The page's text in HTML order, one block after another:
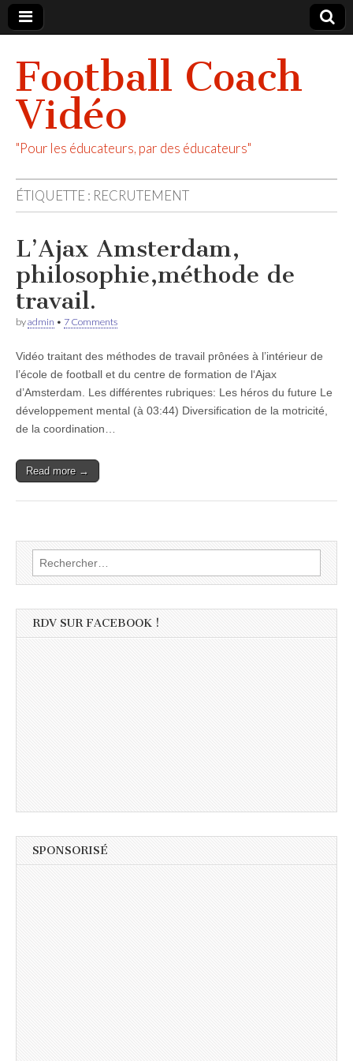
Football Coach
Vidéo
"Pour les éducateurs, par des éducateurs"
ÉTIQUETTE : RECRUTEMENT
L’Ajax Amsterdam,
philosophie,méthode de
travail.
byadmin • 7 Comments
Vidéo traitant des méthodes de travail prônées à l’intérieur de
l’école de football et du centre de formation de l‘Ajax
d’Amsterdam. Les différentes rubriques: Les héros du future Le
développement mental (à 03:44) Diversification de la motricité,
de la coordination…
Read more →
Rechercher :
RDV SUR FACEBOOK !
SPONSORISÉ